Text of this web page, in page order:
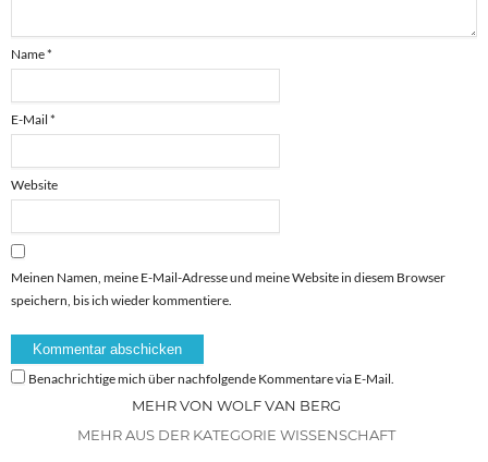
Name*
E-Mail *
Website
Meinen Namen, meine E-Mail-Adresse und meine Website in diesem Browser
speichern, bis ich wieder kommentiere.
Benachrichtige mich über nachfolgende Kommentare via E-Mail.
MEHR VON WOLF VAN BERG
MEHR AUS DER KATEGORIE WISSENSCHAFT